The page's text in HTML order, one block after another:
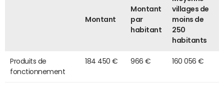
Montant
Montant
par
habitant
villages de
moins de
250
habitants
Produits de
fonctionnement
184 450 € 966 € 160 056 €